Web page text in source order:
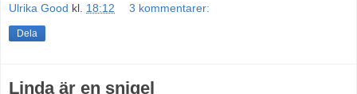
Ulrika Good kl. 18:12 3 kommentarer:
Dela
Linda är en snigel